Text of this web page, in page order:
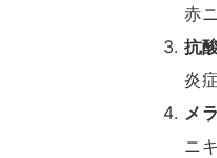
赤
抗
炎
メ
ニ